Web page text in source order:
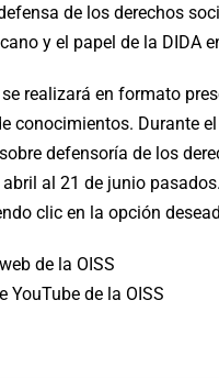
de los derechos
y el papel de la DIDA
realizará en formato
conocimientos. Durante
defensoría de los
abril al 21 de junio
clic en la opción
de la OISS
YouTube de la OISS